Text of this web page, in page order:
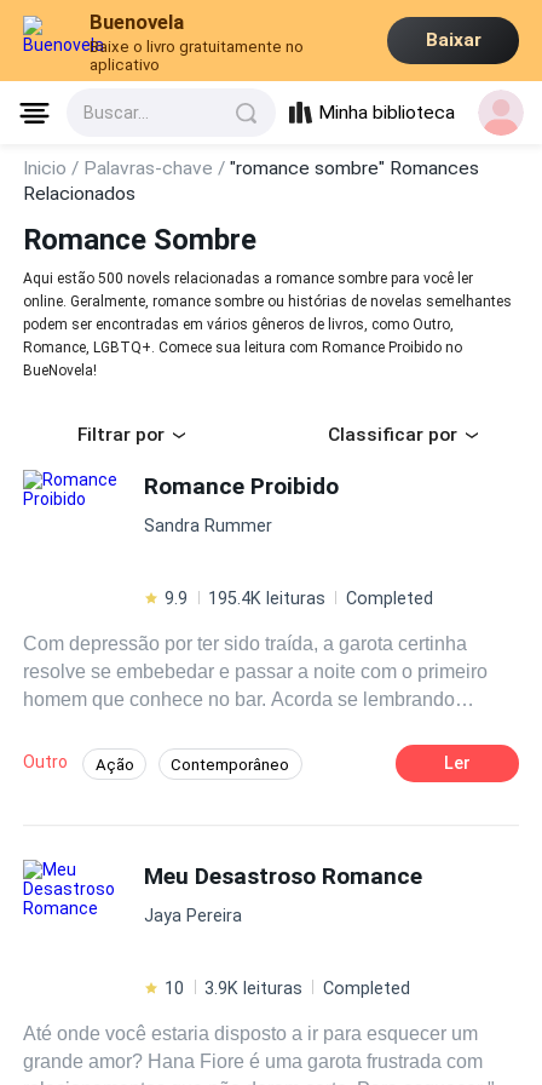
Buenovela
Baixe o livro gratuitamente no
aplicativo
Baixar
Buscar... Minha biblioteca
Inicio / Palavras-chave /"romance sombre" Romances
Relacionados
Romance Sombre
Aqui estão 500 novels relacionadas a romance sombre para você ler
online. Geralmente, romance sombre ou histórias de novelas semelhantes
podem ser encontradas em vários gêneros de livros, como Outro,
Romance, LGBTQ+. Comece sua leitura com Romance Proibido no
BueNovela!
Filtrar por Classificar por
Romance Proibido
Sandra Rummer
9.9 195.4K leituras Completed
Com depressão por ter sido traída, a garota certinha
resolve se embebedar e passar a noite com o primeiro
homem que conhece no bar. Acorda se lembrando
lindo estranho. Fugindo do quarto, volta para casa com a
consciência pesada, sem saber o que aconteceu. Segue
do ano, tem uma baita surpresa... Paralelamente,
conhecemos Okan, um homem turco com um passado
complexo e obrigações culturais que entram em conflito
Okan é o ponto de partida para uma história cheia de
emocionais moldam os caminhos de ambos. O enredo
aborda temas como tradições, liberdade, atração e o
Outro Ação Contemporâneo
Arrependimento
Ler
Meu Desastroso Romance
Jaya Pereira
10 3.9K leituras Completed
Até onde você estaria disposto a ir para esquecer um
grande amor? Hana Fiore é uma garota frustrada com